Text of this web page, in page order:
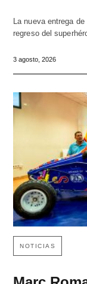
La nueva entrega de
regreso del
3 agosto, 2026
NOTICIAS